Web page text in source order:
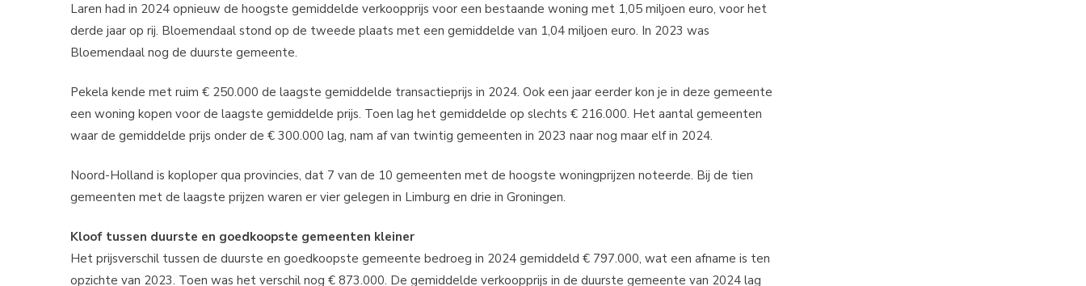
Laren had in 2024 opnieuw de hoogste gemiddelde verkoopprijs voor een bestaande woning met 1,05 miljoen euro, voor het
derde jaar op rij. Bloemendaal stond op de tweede plaats met een gemiddelde van 1,04 miljoen euro. In 2023 was
Bloemendaal nog de duurste gemeente.
Pekela kende met ruim € 250.000 de laagste gemiddelde transactieprijs in 2024. Ook een jaar eerder kon je in deze gemeente
een woning kopen voor de laagste gemiddelde prijs. Toen lag het gemiddelde op slechts € 216.000. Het aantal gemeenten
waar de gemiddelde prijs onder de € 300.000 lag, nam af van twintig gemeenten in 2023 naar nog maar elf in 2024.
Noord-Holland is koploper qua provincies, dat 7 van de 10 gemeenten met de hoogste woningprijzen noteerde. Bij de tien
gemeenten met de laagste prijzen waren er vier gelegen in Limburg en drie in Groningen.
Kloof tussen duurste en goedkoopste gemeenten kleiner
Het prijsverschil tussen de duurste en goedkoopste gemeente bedroeg in 2024 gemiddeld € 797.000, wat een afname is ten
opzichte van 2023. Toen was het verschil nog € 873.000. De gemiddelde verkoopprijs in de duurste gemeente van 2024 lag